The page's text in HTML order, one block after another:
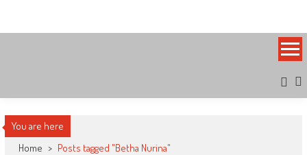
content
You are here
Home > Posts tagged "Betha Nurina"